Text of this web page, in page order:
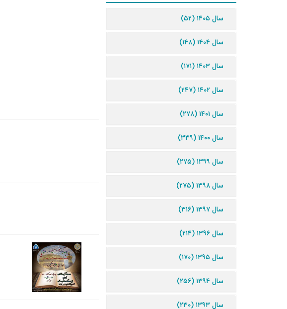
سال ۱۴۰۵ (۵۲)
سال ۱۴۰۴ (۱۴۸)
سال ۱۴۰۳ (۱۷۱)
سال ۱۴۰۲ (۲۴۷)
سال ۱۴۰۱ (۲۷۸)
سال ۱۴۰۰ (۳۳۹)
سال ۱۳۹۹ (۲۷۵)
سال ۱۳۹۸ (۲۷۵)
سال ۱۳۹۷ (۳۱۶)
سال ۱۳۹۶ (۲۱۴)
سال ۱۳۹۵ (۱۷۰)
سال ۱۳۹۴ (۲۵۶)
سال ۱۳۹۳ (۲۳۰)